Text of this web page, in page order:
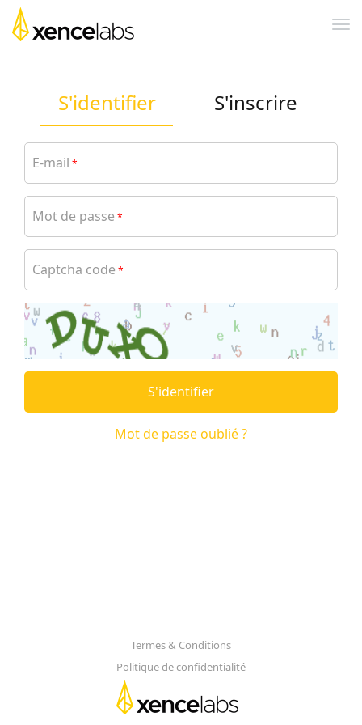
S'identifier S'inscrire
E-mail *
Mot de passe *
Captcha code *
S'identifier
Mot de passe oublié ?
Termes & Conditions
Politique de confidentialité